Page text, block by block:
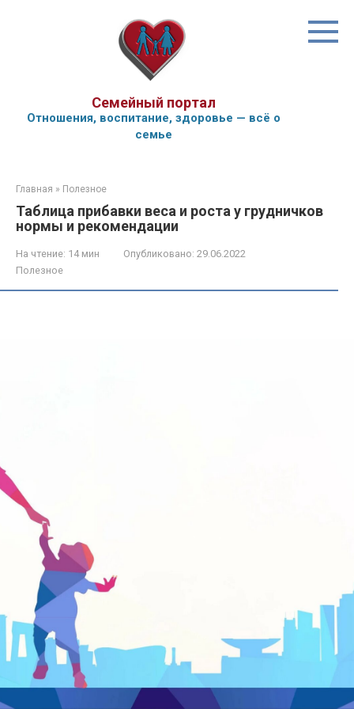
Семейный портал
Отношения, воспитание, здоровье — всё о
семье
Главная » Полезное
Таблица прибавки веса и роста у грудничков
нормы и рекомендации
На чтение: 14 мин Опубликовано: 29.06.2022
Полезное